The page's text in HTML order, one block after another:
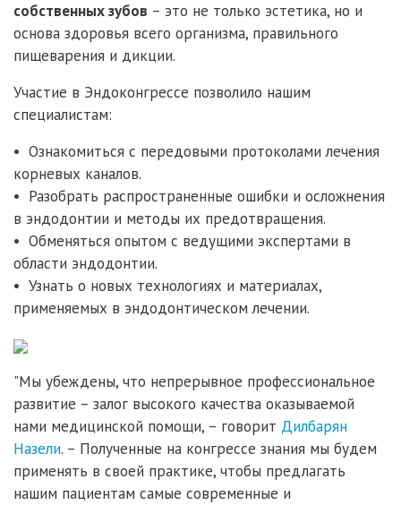
собственных зубов – это не только эстетика, но и
основа здоровья всего организма, правильного
пищеварения и дикции.
Участие в Эндоконгрессе позволило нашим
специалистам:
• Ознакомиться с передовыми протоколами лечения
корневых каналов.
• Разобрать распространенные ошибки и осложнения
в эндодонтии и методы их предотвращения.
• Обменяться опытом с ведущими экспертами в
области эндодонтии.
• Узнать о новых технологиях и материалах,
применяемых в эндодонтическом лечении.
"Мы убеждены, что непрерывное профессиональное
развитие – залог высокого качества оказываемой
нами медицинской помощи, – говорит Дилбарян
Назели. – Полученные на конгрессе знания мы будем
применять в своей практике, чтобы предлагать
нашим пациентам самые современные и